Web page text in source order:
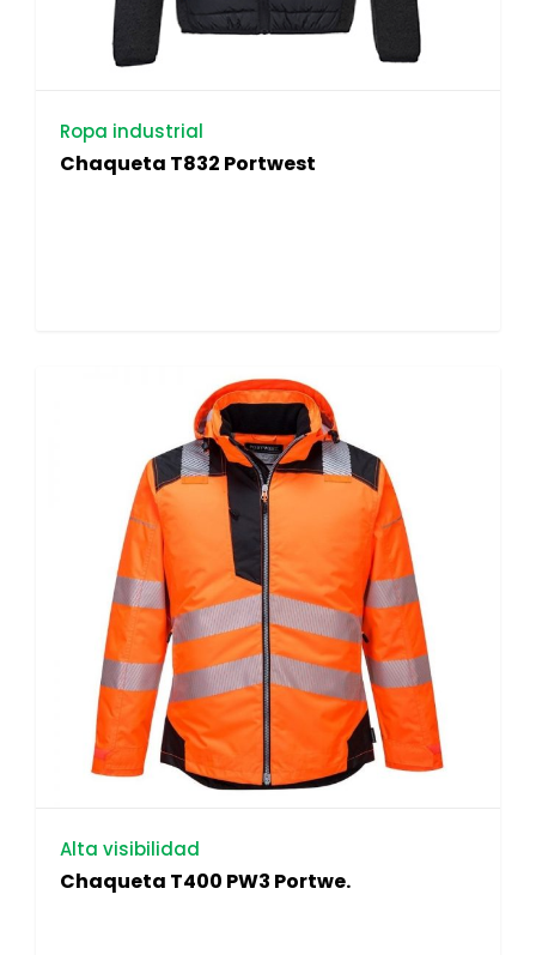
Ropa industrial
Chaqueta T832 Portwest
Alta visibilidad
Chaqueta T400 PW3 Portwe.